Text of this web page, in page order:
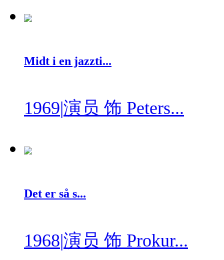
Midt i en jazzti...
1969|演员 饰 Peters...
Det er så s...
1968|演员 饰 Prokur...